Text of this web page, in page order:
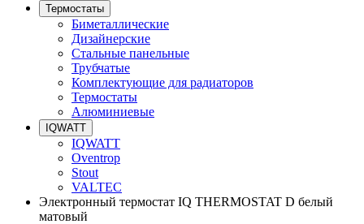
Термостаты
Биметаллические
Дизайнерские
Стальные панельные
Трубчатые
Комплектующие для радиаторов
Термостаты
Алюминиевые
IQWATT
IQWATT
Oventrop
Stout
VALTEC
Электронный термостат IQ THERMOSTAT D белый
матовый